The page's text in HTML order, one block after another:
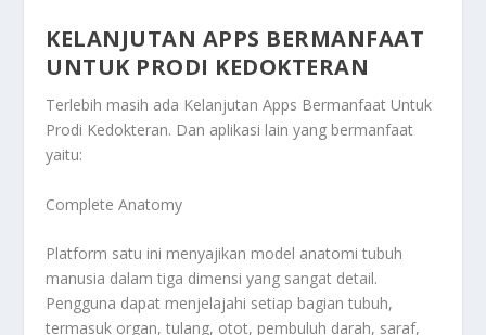
KELANJUTAN APPS BERMANFAAT
UNTUK PRODI KEDOKTERAN
Terlebih masih ada Kelanjutan Apps Bermanfaat Untuk
Prodi Kedokteran. Dan aplikasi lain yang bermanfaat
yaitu:
Complete Anatomy
Platform satu ini menyajikan model anatomi tubuh
manusia dalam tiga dimensi yang sangat detail.
Pengguna dapat menjelajahi setiap bagian tubuh,
termasuk organ, tulang, otot, pembuluh darah, saraf,